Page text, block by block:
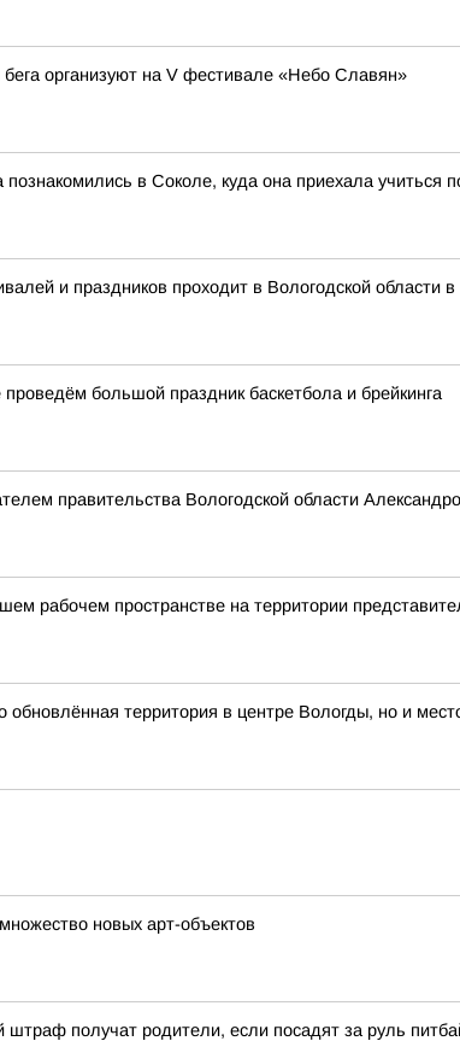
организуют на V фестивале «Небо Славян»
в Соколе, куда она приехала учиться
и праздников проходит в Вологодской области
большой праздник баскетбола и брейкинга
правительства Вологодской области
рабочем пространстве на территории
территория в центре Вологды, но и
новых арт-объектов
получат родители, если посадят за руль